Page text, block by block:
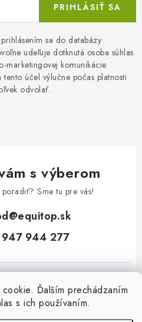
Ďalším prechádzaním
s ich používaním.
sa do databázy
udeľuje dotknutá osoba súhlas
marketingovej komunikácie.
účel výlučne počas platnosti
odvolať.
PRIHLÁSIŤ SA
s výberom
Sme tu pre vás!
@equitop.sk
944 277